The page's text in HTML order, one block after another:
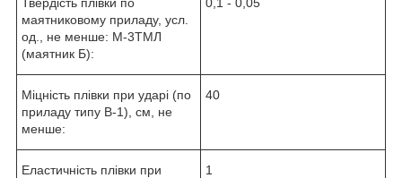
маятниковому приладу, усл.
од., не менше: М-3ТМЛ
(маятник Б):
Міцність плівки при ударі (по
приладу типу В-1), см, не
менше:
40
Еластичність плівки при
1